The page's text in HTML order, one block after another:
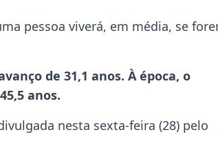
pessoa viverá, em média, se
de 31,1 anos. À época, o
anos.
nesta sexta-feira (28) pelo